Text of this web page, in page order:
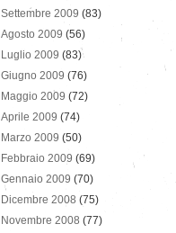
Settembre 2009 (83)
Agosto 2009 (56)
Luglio 2009 (83)
Giugno 2009 (76)
Maggio 2009 (72)
Aprile 2009 (74)
Marzo 2009 (50)
Febbraio 2009 (69)
Gennaio 2009 (70)
Dicembre 2008 (75)
Novembre 2008 (77)